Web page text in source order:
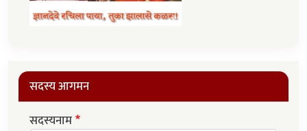
सदस्य आगमन
सदस्यनाम